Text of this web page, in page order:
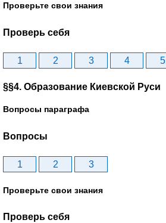
Проверьте свои знания
Проверь себя
1 2 3 4 5
§§4. Образование Киевской Руси
Вопросы параграфа
Вопросы
1 2 3
Проверьте свои знания
Проверь себя